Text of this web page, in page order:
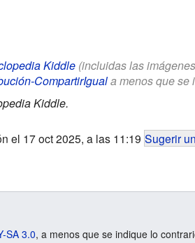
Kiddle(incluidas las
CompartirIguala menos que se
Kiddle.
el 17 oct 2025, a las 11:19 Sugerir
SA 3.0, a menos que se indique lo